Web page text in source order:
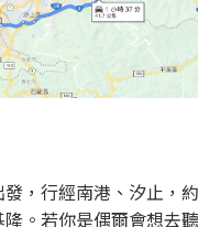
，行經南港、汐止，
。若你是偶爾會想去